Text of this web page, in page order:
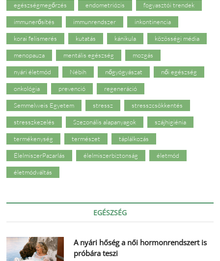
egészségmegőrzés endometriózis fogyasztói trendek
immunerősítés immunrendszer inkontinencia
korai felismerés kutatás kánikula közösségi média
menopauza mentális egészség mozgás
nyári életmód Nébih nőgyógyászat női egészség
onkológia prevenció regeneráció
Semmelweis Egyetem stressz stresszcsökkentés
stresszkezelés Szezonális alapanyagok szájhigiénia
termékenység természet táplálkozás
ÉlelmiszerPazarlás élelmiszerbiztonság életmód
életmódváltás
EGÉSZSÉG
A nyári hőség a női hormonrendszert is
próbára teszi